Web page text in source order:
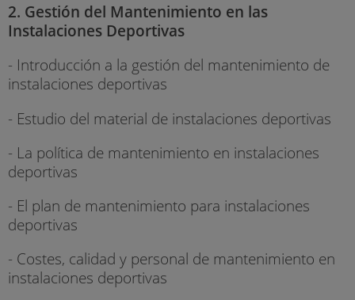
2. Gestión del Mantenimiento en las
Instalaciones Deportivas
- Introducción a la gestión del mantenimiento de
instalaciones deportivas
- Estudio del material de instalaciones deportivas
- La política de mantenimiento en instalaciones
deportivas
- El plan de mantenimiento para instalaciones
deportivas
- Costes, calidad y personal de mantenimiento en
instalaciones deportivas